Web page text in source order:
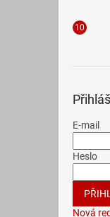
E-mail
Heslo
Nová